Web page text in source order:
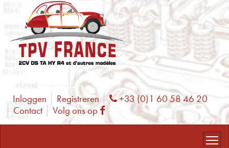
Inloggen Registreren Phone
+33 (0)1 60 58 46 20
Contact
Volg ons op Facebook